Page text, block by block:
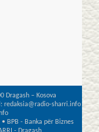
Dragash – Kosova
redaksia@radio-sharri.info
BPB - Banka për Biznes